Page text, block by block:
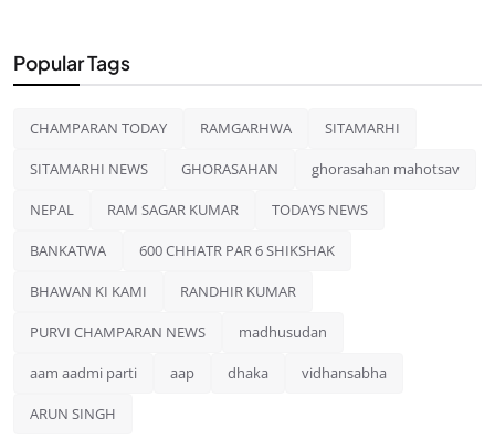
Popular Tags
CHAMPARAN TODAY RAMGARHWA SITAMARHI
SITAMARHI NEWS GHORASAHAN ghorasahan mahotsav
NEPAL RAM SAGAR KUMAR TODAYS NEWS
BANKATWA 600 CHHATR PAR 6 SHIKSHAK
BHAWAN KI KAMI RANDHIR KUMAR
PURVI CHAMPARAN NEWS madhusudan
aam aadmi parti aap dhaka vidhansabha
ARUN SINGH